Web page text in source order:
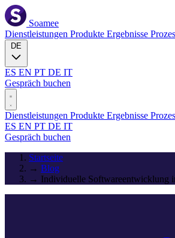
Soamee
Dienstleistungen Produkte Ergebnisse
ES EN PT DE IT
Gespräch buchen
Dienstleistungen Produkte Ergebnisse
ES EN PT DE IT
Gespräch buchen
Startseite
→ Blog
→ Individuelle Softwareentwicklung